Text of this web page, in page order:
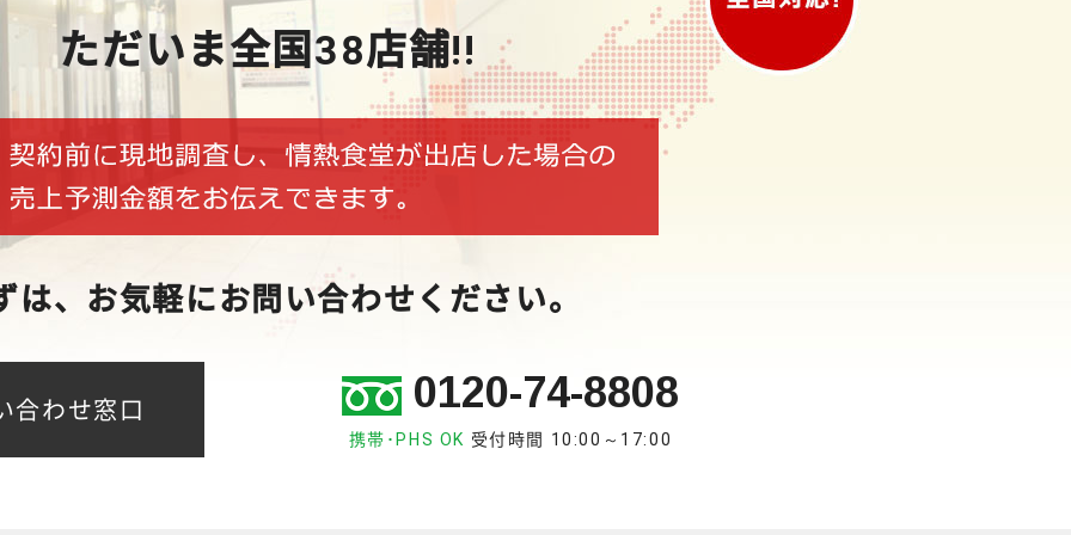
ただいま全国38店舗!!
は、お気軽にお問い合わせください。
合わせ窓口 0120-74-8808
携帯･PHS OK 受付時間 10:00～17:00